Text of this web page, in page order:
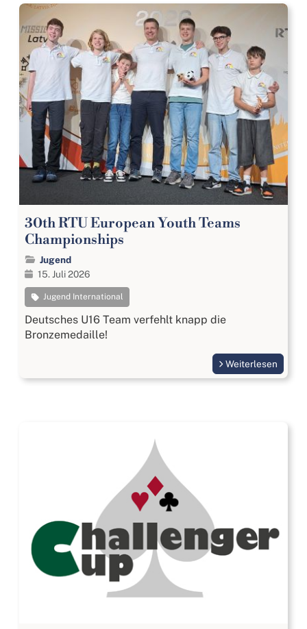
30th RTU European Youth Teams
Championships
Jugend
15. Juli 2026
Jugend International
Deutsches U16 Team verfehlt knapp die
Bronzemedaille!
Weiterlesen